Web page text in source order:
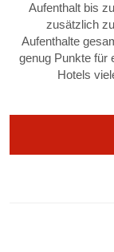
Aufenthalt bis
zusätzlich
Aufenthalte
genug Punkte für
Hotels